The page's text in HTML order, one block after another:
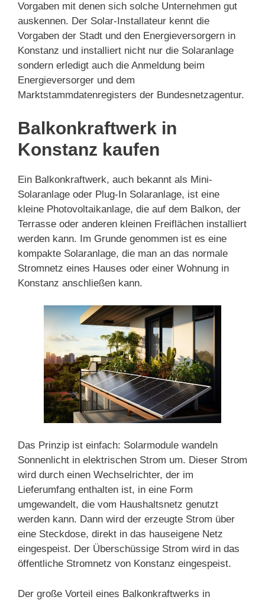
Vorgaben mit denen sich solche Unternehmen gut
auskennen. Der Solar-Installateur kennt die
Vorgaben der Stadt und den Energieversorgern in
Konstanz und installiert nicht nur die Solaranlage
sondern erledigt auch die Anmeldung beim
Energieversorger und dem
Marktstammdatenregisters der Bundesnetzagentur.
Balkonkraftwerk in
Konstanz kaufen
Ein Balkonkraftwerk, auch bekannt als Mini-
Solaranlage oder Plug-In Solaranlage, ist eine
kleine Photovoltaikanlage, die auf dem Balkon, der
Terrasse oder anderen kleinen Freiflächen installiert
werden kann. Im Grunde genommen ist es eine
kompakte Solaranlage, die man an das normale
Stromnetz eines Hauses oder einer Wohnung in
Konstanz anschließen kann.
Das Prinzip ist einfach: Solarmodule wandeln
Sonnenlicht in elektrischen Strom um. Dieser Strom
wird durch einen Wechselrichter, der im
Lieferumfang enthalten ist, in eine Form
umgewandelt, die vom Haushaltsnetz genutzt
werden kann. Dann wird der erzeugte Strom über
eine Steckdose, direkt in das hauseigene Netz
eingespeist. Der Überschüssige Strom wird in das
öffentliche Stromnetz von Konstanz eingespeist.
Der große Vorteil eines Balkonkraftwerks in